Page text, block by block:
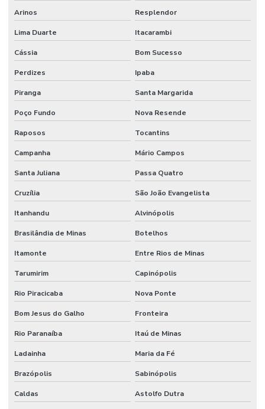
Arinos Resplendor
Lima Duarte Itacarambi
Cássia Bom Sucesso
Perdizes Ipaba
Piranga Santa Margarida
Poço Fundo Nova Resende
Raposos Tocantins
Campanha Mário Campos
Santa Juliana Passa Quatro
Cruzília São João Evangelista
Itanhandu Alvinópolis
Brasilândia de Minas Botelhos
Itamonte Entre Rios de Minas
Tarumirim Capinópolis
Rio Piracicaba Nova Ponte
Bom Jesus do Galho Fronteira
Rio Paranaíba Itaú de Minas
Ladainha Maria da Fé
Brazópolis Sabinópolis
Caldas Astolfo Dutra